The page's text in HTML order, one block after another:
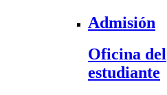
Admisión
Oficina del
estudiante